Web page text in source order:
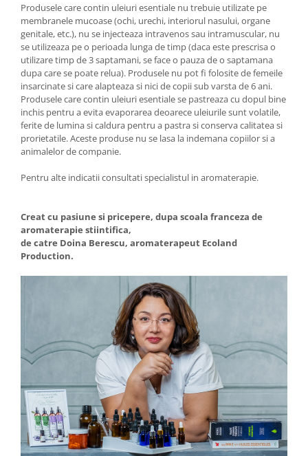
Produsele care contin uleiuri esentiale nu trebuie utilizate pe
membranele mucoase (ochi, urechi, interiorul nasului, organe
genitale, etc.), nu se injecteaza intravenos sau intramuscular, nu
se utilizeaza pe o perioada lunga de timp (daca este prescrisa o
utilizare timp de 3 saptamani, se face o pauza de o saptamana
dupa care se poate relua). Produsele nu pot fi folosite de femeile
insarcinate si care alapteaza si nici de copii sub varsta de 6 ani.
Produsele care contin uleiuri esentiale se pastreaza cu dopul bine
inchis pentru a evita evaporarea deoarece uleiurile sunt volatile,
ferite de lumina si caldura pentru a pastra si conserva calitatea si
prorietatile. Aceste produse nu se lasa la indemana copiilor si a
animalelor de companie.
Pentru alte indicatii consultati specialistul in aromaterapie.
Creat cu pasiune si pricepere, dupa scoala franceza de
aromaterapie stiintifica,
de catre Doina Berescu, aromaterapeut Ecoland
Production.